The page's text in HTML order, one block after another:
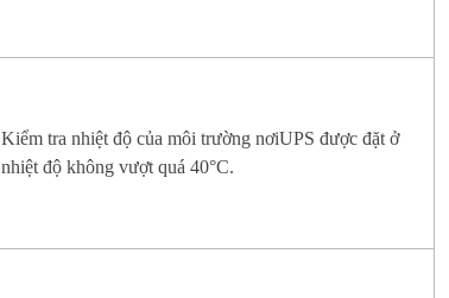
Kiểm tra nhiệt độ của môi trường nơiUPS được đặt ở
nhiệt độ không vượt quá 40°C.